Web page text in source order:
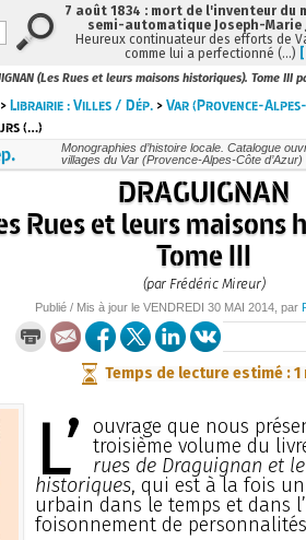
(Les Rues et leurs maisons historiques). Tome III
>Librairie : Villes / Dép. >Var (Provence-
(…)
Monographies d’histoire locale. Catalogue
villages du Var (Provence-Alpes-Côte d’Azur)
DRAGUIGNAN
Rues et leurs maisons
Tome III
(par Frédéric Mireur)
Publié / Mis à jour le VENDREDI 30 MAI 2014 , par
Temps de lecture estimé : 1
L’ ouvrage que nous
troisième volume du
rues de Draguignan et
historiques, qui est à la fois
urbain dans le temps et dans
foisonnement de
7 août 1834 : mort de l'inventeur du
semi-automatique Joseph-Marie
Heureux continuateur des efforts de
comme lui a perfectionné (…)